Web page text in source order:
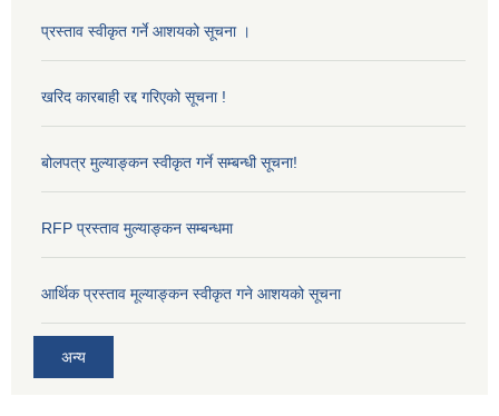
प्रस्ताव स्वीकृत गर्ने आशयको सूचना ।
खरिद कारबाही रद्द गरिएको सूचना !
बोलपत्र मुल्याङ्कन स्वीकृत गर्ने सम्बन्धी सूचना!
RFP प्रस्ताव मुल्याङ्कन सम्बन्धमा
आर्थिक प्रस्ताव मूल्याङ्कन स्वीकृत गने आशयको सूचना
अन्य